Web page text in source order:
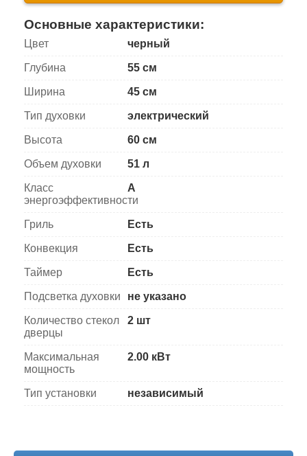
Основные характеристики:
Цвет черный
Глубина 55 см
Ширина 45 см
Тип духовки электрический
Высота 60 см
Объем духовки 51 л
Класс
энергоэффективности
A
Гриль Есть
Конвекция Есть
Таймер Есть
Подсветка духовки не указано
Количество стекол
дверцы
2 шт
Максимальная
мощность
2.00 кВт
Тип установки независимый